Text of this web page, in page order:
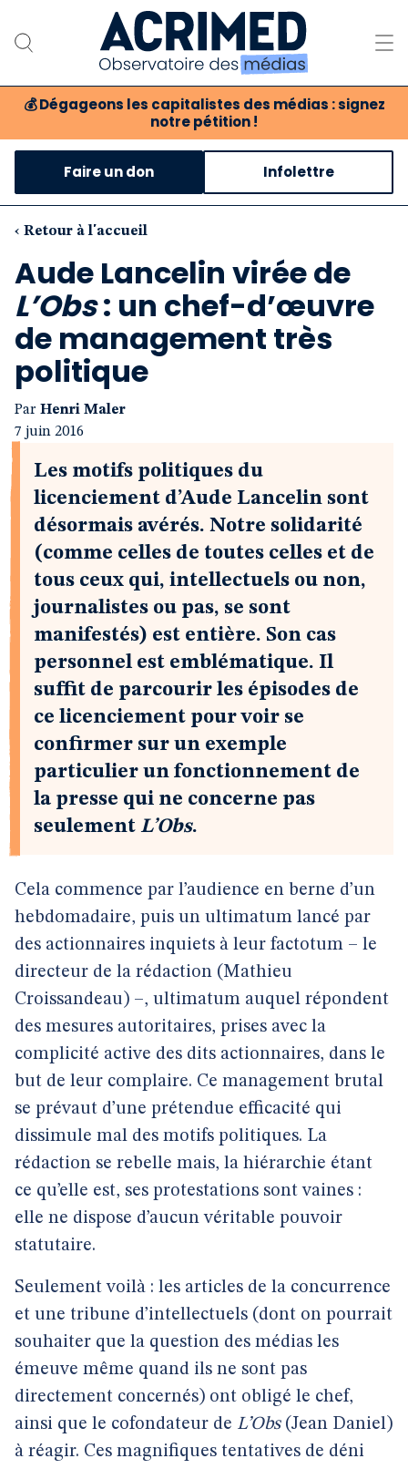
💰 Dégageons les capitalistes des médias : signez
notre pétition !
Notre association
Notre critique des médias
Nos propositions
Notre revue
Boutique
Faire un don Infolettre
‹ Retour à l'accueil
Aude Lancelin virée de
L’Obs: un chef-d’œuvre
de management très
politique
Par Henri Maler
7 juin 2016
Les motifs politiques du
licenciement d’Aude Lancelin sont
désormais avérés. Notre solidarité
(comme celles de toutes celles et de
tous ceux qui, intellectuels ou non,
journalistes ou pas, se sont
manifestés) est entière. Son cas
personnel est emblématique. Il
suffit de parcourir les épisodes de
ce licenciement pour voir se
confirmer sur un exemple
particulier un fonctionnement de
la presse qui ne concerne pas
seulement L’Obs.
Cela commence par l’audience en berne d’un
hebdomadaire, puis un ultimatum lancé par
des actionnaires inquiets à leur factotum – le
directeur de la rédaction (Mathieu
Croissandeau) –, ultimatum auquel répondent
des mesures autoritaires, prises avec la
complicité active des dits actionnaires, dans le
but de leur complaire. Ce management brutal
se prévaut d’une prétendue efficacité qui
dissimule mal des motifs politiques. La
rédaction se rebelle mais, la hiérarchie étant
ce qu’elle est, ses protestations sont vaines :
elle ne dispose d’aucun véritable pouvoir
statutaire.
Seulement voilà : les articles de la concurrence
et une tribune d’intellectuels (dont on pourrait
souhaiter que la question des médias les
émeuve même quand ils ne sont pas
directement concernés) ont obligé le chef,
ainsi que le cofondateur de L’Obs(Jean Daniel)
à réagir. Ces magnifiques tentatives de déni